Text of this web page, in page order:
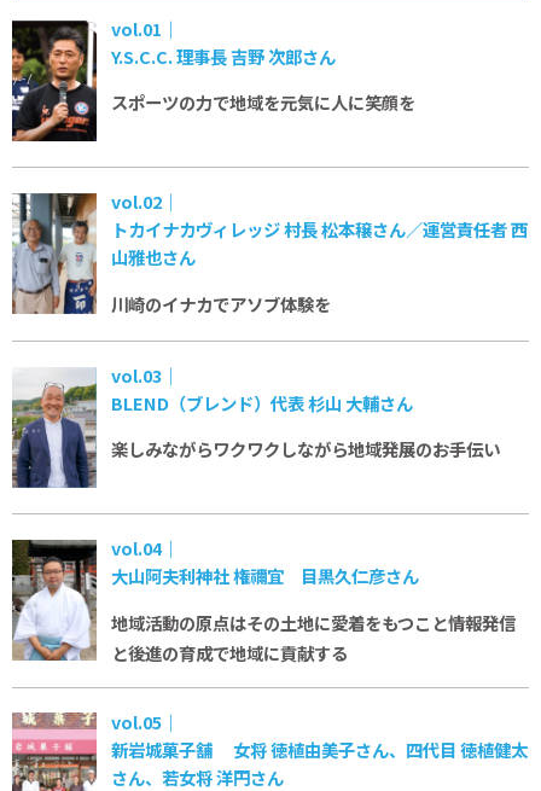
vol.01｜
Y.S.C.C. 理事長 吉野 次郎さん
スポーツの力で地域を元気に人に笑顔を
vol.02｜
トカイナカヴィレッジ 村長 松本穣さん／運営責任者 西
山雅也さん
川崎のイナカでアソブ体験を
vol.03｜
BLEND（ブレンド）代表 杉山 大輔さん
楽しみながらワクワクしながら地域発展のお手伝い
vol.04｜
大山阿夫利神社 権禰宜 目黒久仁彦さん
地域活動の原点はその土地に愛着をもつこと情報発信
と後進の育成で地域に貢献する
vol.05｜
新岩城菓子舗 女将 徳植由美子さん、四代目 徳植健太
さん、若女将 洋円さん